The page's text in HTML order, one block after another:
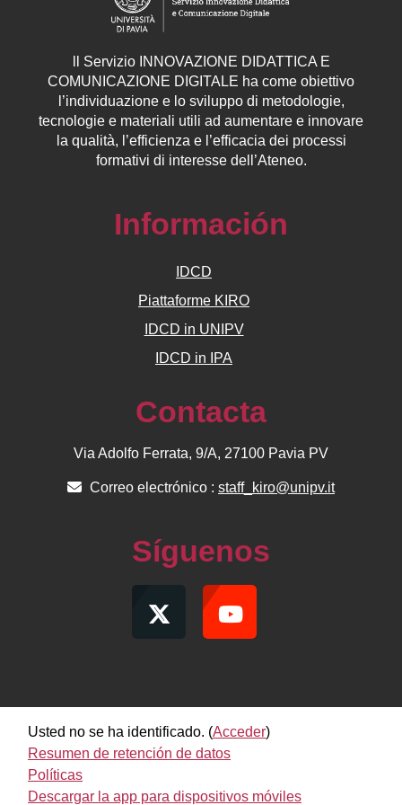
Servizio INNOVAZIONE DIDATTICA E
COMUNICAZIONE DIGITALE ha come obiettivo
l’individuazione e lo sviluppo di metodologie,
tecnologie e materiali utili ad aumentare e innovare
la qualità, l’efficienza e l’efficacia dei processi
formativi di interesse dell’Ateneo.
Información
IDCD
Piattaforme KIRO
IDCD in UNIPV
IDCD in IPA
Contacta
Via Adolfo Ferrata, 9/A, 27100 Pavia PV
Correo electrónico : staff_kiro@unipv.it
Síguenos
Usted no se ha identificado. (Acceder)
Resumen de retención de datos
Políticas
Descargar la app para dispositivos móviles